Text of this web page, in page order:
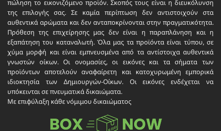
πώληση το εικονιζόμενο προϊόν. Σκοπός τους είναι η διευκόλυνση
της επιλογής σας. Σε καμία περίπτωση δεν αντιστοιχούν στα
αυθεντικά αρώματα και δεν ανταποκρίνονται στην πραγματικότητα.
Πρόθεση της επιχείρησης μας δεν είναι η παραπλάνηση και η
εξαπάτηση του καταναλωτή. Όλα μας τα προϊόντα είναι τύπου, σε
χύμα μορφή και είναι εμπνευσμένα από τα αντίστοιχα αυθεντικά
γνωστών οίκων. Οι ονομασίες, οι εικόνες και τα σήματα των
προϊόντων αποτελούν αναφαίρετη και κατοχυρωμένη εμπορικά
ιδιοκτησία των Δημιουργών-Οίκων. Οι εικόνες ενδέχεται να
υπόκεινται σε πνευματικά δικαιώματα.
Με επιφύλαξη κάθε νόμιμου δικαιώματος